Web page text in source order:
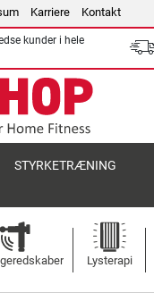
Karriere Kontakt
kunder i hele
STYRKETRÆNING
Lysterapi